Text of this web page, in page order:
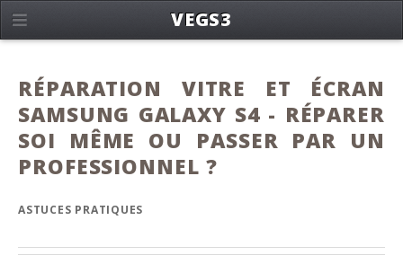
RÉPARATION VITRE ET ÉCRAN
SAMSUNG GALAXY S4 - RÉPARER
SOI MÊME OU PASSER PAR UN
PROFESSIONNEL ?
ASTUCES PRATIQUES
VEGS3